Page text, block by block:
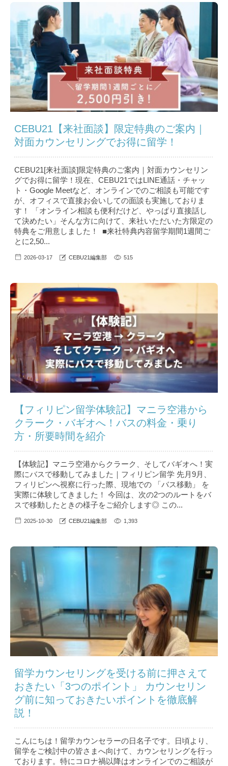
CEBU21【来社面談】限定特典のご案内｜
対面カウンセリングでお得に留学！
CEBU21[来社面談]限定特典のご案内｜対面カウンセリン
グでお得に留学！現在、CEBU21ではLINE通話・チャッ
ト・Google Meetなど、オンラインでのご相談も可能です
が、オフィスで直接お会いしての面談も実施しておりま
す！ 「オンライン相談も便利だけど、やっぱり直接話し
て決めたい」そんな方に向けて、来社いただいた方限定の
特典をご用意しました！ ■来社特典内容留学期間1週間ご
とに2,50...
2026-03-17 CEBU21編集部 515
【フィリピン留学体験記】マニラ空港から
クラーク・バギオへ！バスの料金・乗り
方・所要時間を紹介
【体験記】マニラ空港からクラーク、そしてバギオへ！実
際にバスで移動してみました｜フィリピン留学 先月9月、
フィリピンへ視察に行った際、現地での 「バス移動」 を
実際に体験してきました！ 今回は、次の2つのルートをバ
スで移動したときの様子をご紹介します◎ この...
2025-10-30 CEBU21編集部 1,393
留学カウンセリングを受ける前に押さえて
おきたい「3つのポイント」 カウンセリン
グ前に知っておきたいポイントを徹底解
説！
こんにちは！留学カウンセラーの日名子です。日頃より、
留学をご検討中の皆さまへ向けて、カウンセリングを行っ
ております。特にコロナ禍以降はオンラインでのご相談が